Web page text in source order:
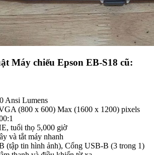
Máy chiếu Epson EB-S18 cũ:
Ansi Lumens
(800 x 600) Max (1600 x 1200) pixels
tuổi thọ 5,000 giờ
và tắt máy nhanh
(tập tin hình ảnh), Cổng USB-B (3 trong 1)